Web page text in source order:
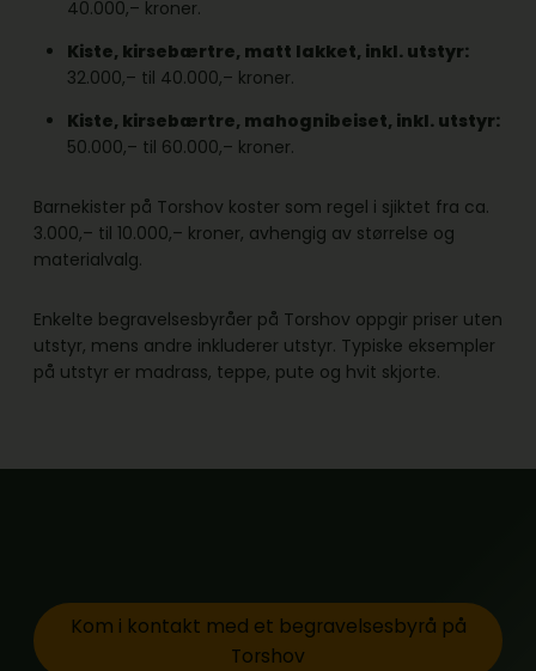
40.000,– kroner.
Kiste, kirsebærtre, matt lakket, inkl. utstyr:
32.000,– til 40.000,– kroner.
Kiste, kirsebærtre, mahognibeiset, inkl. utstyr:
50.000,– til 60.000,– kroner.
Barnekister på Torshov koster som regel i sjiktet fra ca.
3.000,– til 10.000,– kroner, avhengig av størrelse og
materialvalg.
Enkelte begravelsesbyråer på Torshov oppgir priser uten
utstyr, mens andre inkluderer utstyr. Typiske eksempler
på utstyr er madrass, teppe, pute og hvit skjorte.
Kom i kontakt med et begravelsesbyrå på
Torshov